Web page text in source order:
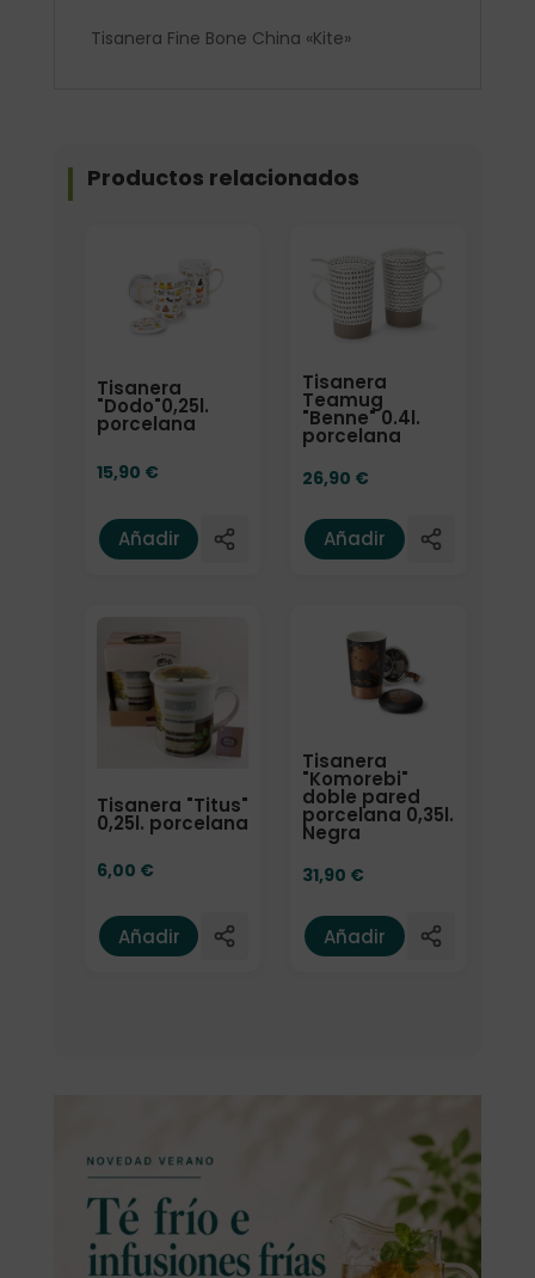
Tisanera Fine Bone China «Kite»
Productos relacionados
Tisanera
"Dodo"0,25l.
porcelana
15,90 €
Añadir
Tisanera
Teamug
"Benne" 0.4l.
porcelana
26,90 €
Añadir
Tisanera "Titus"
0,25l. porcelana
6,00 €
Añadir
Tisanera
"Komorebi"
doble pared
porcelana 0,35l.
Negra
31,90 €
Añadir